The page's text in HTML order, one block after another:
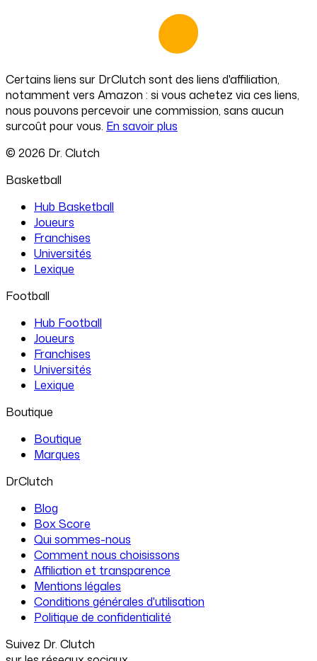
Certains liens sur DrClutch sont des liens d'affiliation,
notamment vers Amazon : si vous achetez via ces liens,
nous pouvons percevoir une commission, sans aucun
surcoût pour vous. En savoir plus
© 2026 Dr. Clutch
Basketball
Hub Basketball
Joueurs
Franchises
Universités
Lexique
Football
Hub Football
Joueurs
Franchises
Universités
Lexique
Boutique
Boutique
Marques
DrClutch
Blog
Box Score
Qui sommes-nous
Comment nous choisissons
Affiliation et transparence
Mentions légales
Conditions générales d'utilisation
Politique de confidentialité
Suivez Dr. Clutch